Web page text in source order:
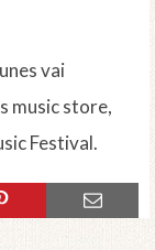
vai
music store,
Festival.